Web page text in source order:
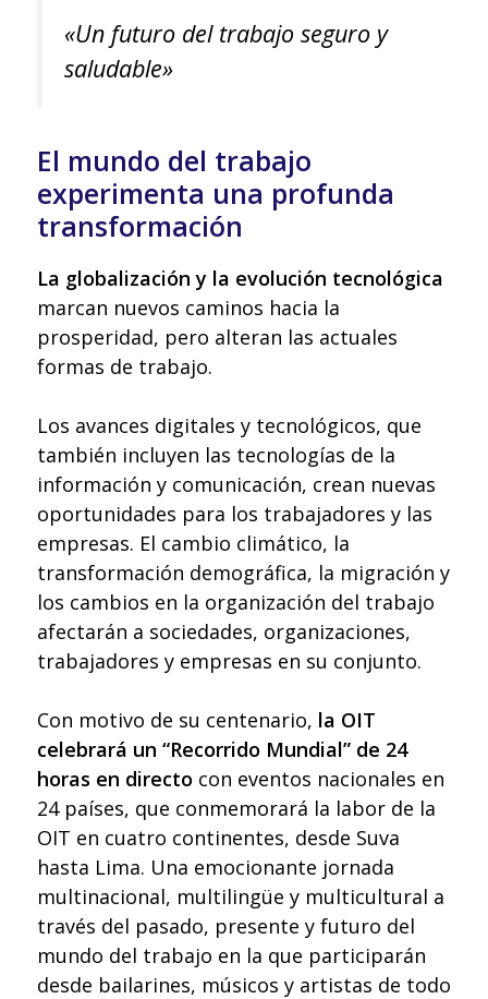
«Un futuro del trabajo seguro y
saludable»
El mundo del trabajo
experimenta una profunda
transformación
La globalización y la evolución tecnológica
marcan nuevos caminos hacia la
prosperidad, pero alteran las actuales
formas de trabajo.
Los avances digitales y tecnológicos, que
también incluyen las tecnologías de la
información y comunicación, crean nuevas
oportunidades para los trabajadores y las
empresas. El cambio climático, la
transformación demográfica, la migración y
los cambios en la organización del trabajo
afectarán a sociedades, organizaciones,
trabajadores y empresas en su conjunto.
Con motivo de su centenario, la OIT
celebrará un “Recorrido Mundial” de 24
horas en directo con eventos nacionales en
24 países, que conmemorará la labor de la
OIT en cuatro continentes, desde Suva
hasta Lima. Una emocionante jornada
multinacional, multilingüe y multicultural a
través del pasado, presente y futuro del
mundo del trabajo en la que participarán
desde bailarines, músicos y artistas de todo